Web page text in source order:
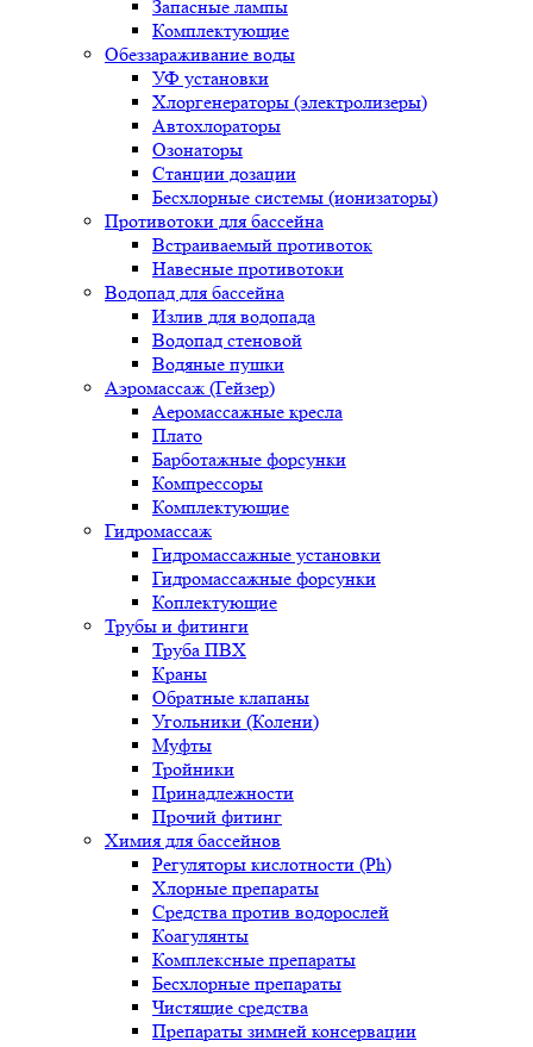
Запасные лампы
Комплектующие
Обеззараживание воды
УФ установки
Хлоргенераторы (электролизеры)
Автохлораторы
Озонаторы
Станции дозации
Бесхлорные системы (ионизаторы)
Противотоки для бассейна
Встраиваемый противоток
Навесные противотоки
Водопад для бассейна
Излив для водопада
Водопад стеновой
Водяные пушки
Аэромассаж (Гейзер)
Аеромассажные кресла
Плато
Барботажные форсунки
Компрессоры
Комплектующие
Гидромассаж
Гидромассажные установки
Гидромассажные форсунки
Коплектующие
Трубы и фитинги
Труба ПВХ
Краны
Обратные клапаны
Угольники (Колени)
Муфты
Тройники
Принадлежности
Прочий фитинг
Химия для бассейнов
Регуляторы кислотности (Ph)
Хлорные препараты
Средства против водорослей
Коагулянты
Комплексные препараты
Бесхлорные препараты
Чистящие средства
Препараты зимней консервации